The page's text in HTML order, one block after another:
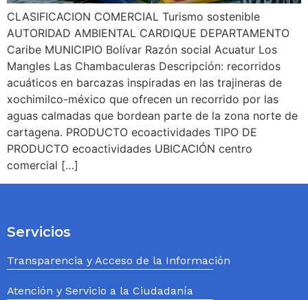
CLASIFICACION COMERCIAL Turismo sostenible
AUTORIDAD AMBIENTAL CARDIQUE DEPARTAMENTO
Caribe MUNICIPIO Bolívar Razón social Acuatur Los
Mangles Las Chambaculeras Descripción: recorridos
acuáticos en barcazas inspiradas en las trajineras de
xochimilco-méxico que ofrecen un recorrido por las
aguas calmadas que bordean parte de la zona norte de
cartagena. PRODUCTO ecoactividades TIPO DE
PRODUCTO ecoactividades UBICACIÓN centro
comercial […]
Servicios
Transparencia y Acceso de la Información
Atención y Servicio a la Ciudadanía